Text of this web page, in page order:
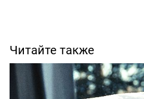
Читайте также